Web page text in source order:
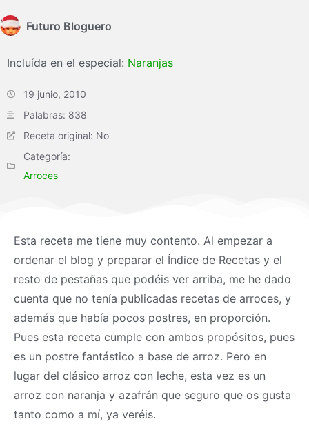
Futuro Bloguero
Incluída en el especial: Naranjas
19 junio, 2010
Palabras: 838
Receta original: No
Categoría:
Arroces
Esta receta me tiene muy contento. Al empezar a
ordenar el blog y preparar el Índice de Recetas y el
resto de pestañas que podéis ver arriba, me he dado
cuenta que no tenía publicadas recetas de arroces, y
además que había pocos postres, en proporción.
Pues esta receta cumple con ambos propósitos, pues
es un postre fantástico a base de arroz. Pero en
lugar del clásico arroz con leche, esta vez es un
arroz con naranja y azafrán que seguro que os gusta
tanto como a mí, ya veréis.